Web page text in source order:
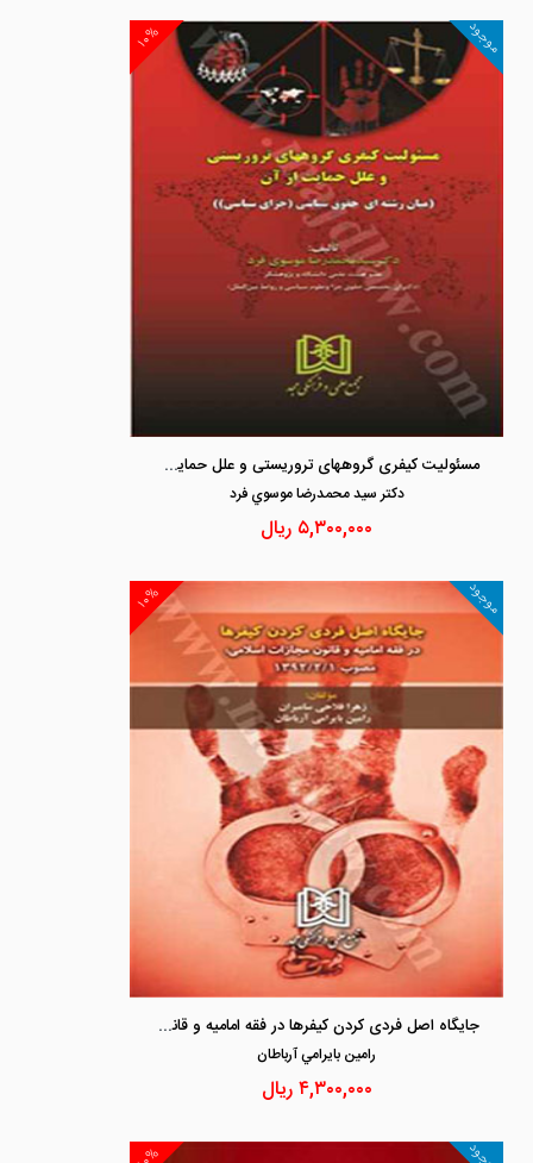
۱۰% موجود
مسئولیت کیفری گروههای تروریستی و علل حمایت از آن
دكتر سيد محمدرضا موسوي فرد
۵,۳۰۰,۰۰۰ ریال
۱۰% موجود
جایگاه اصل فردی کردن کیفرها در فقه امامیه و قانون مجازات اسلامی مصوب 1392/2/1
رامين بايرامي آرباطان
۴,۳۰۰,۰۰۰ریال